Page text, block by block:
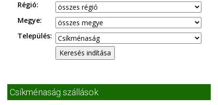
Régió:
Megye:
Település:
Csíkménaság szállások